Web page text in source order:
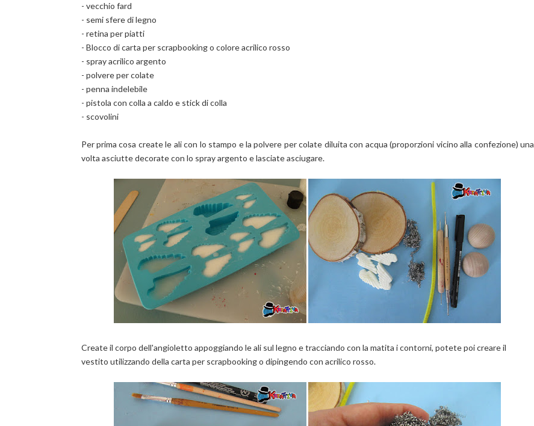
- vecchio fard
- semi sfere di legno
- retina per piatti
- Blocco di carta per scrapbooking o colore acrilico rosso
- spray acrilico argento
- polvere per colate
- penna indelebile
- pistola con colla a caldo e stick di colla
- scovolini
Per prima cosa create le ali con lo stampo e la polvere per colate diluita con acqua (proporzioni vicino alla confezione) una
volta asciutte decorate con lo spray argento e lasciate asciugare.
Create il corpo dell'angioletto appoggiando le ali sul legno e tracciando con la matita i contorni, potete poi creare il
vestito utilizzando della carta per scrapbooking o dipingendo con acrilico rosso.